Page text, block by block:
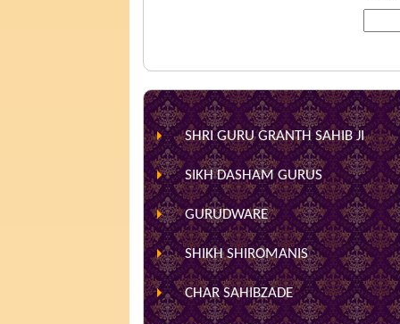
SHRI GURU GRANTH SAHIB JI
SIKH DASHAM GURUS
GURUDWARE
SHIKH SHIROMANIS
CHAR SAHIBZADE